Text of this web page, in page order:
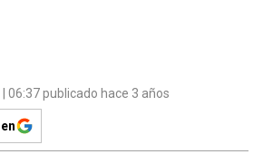
06:37 publicado hace 3 años